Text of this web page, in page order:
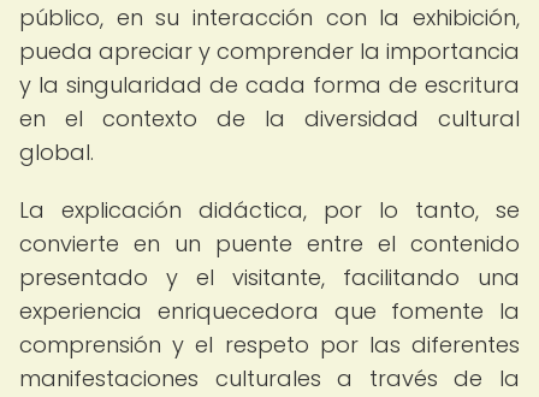
público, en su interacción con la exhibición,
pueda apreciar y comprender la importancia
y la singularidad de cada forma de escritura
en el contexto de la diversidad cultural
global.
La explicación didáctica, por lo tanto, se
convierte en un puente entre el contenido
presentado y el visitante, facilitando una
experiencia enriquecedora que fomente la
comprensión y el respeto por las diferentes
manifestaciones culturales a través de la